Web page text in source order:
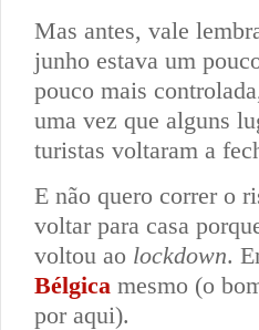
Mas antes, vale
junho estava um
pouco mais
uma vez que alguns
turistas voltaram a
E não quero correr o
voltar para casa
voltou ao lockdown.
Bélgica mesmo (o
por aqui).